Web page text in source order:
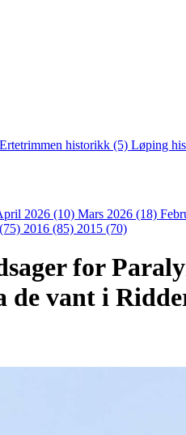
Ertetrimmen historikk (5) Løping
2026 (10) Mars 2026 (18)
2016 (85) 2015 (70)
for
de vant i